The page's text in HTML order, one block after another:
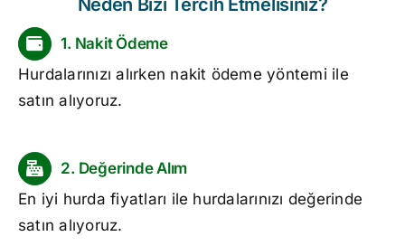
Neden Bizi Tercih Etmelisiniz?
1. Nakit Ödeme
Hurdalarınızı alırken nakit ödeme yöntemi ile
satın alıyoruz.
2. Değerinde Alım
En iyi hurda fiyatları ile hurdalarınızı değerinde
satın alıyoruz.